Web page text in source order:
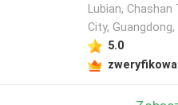
Lubian,
City, Guangdong,
5.0